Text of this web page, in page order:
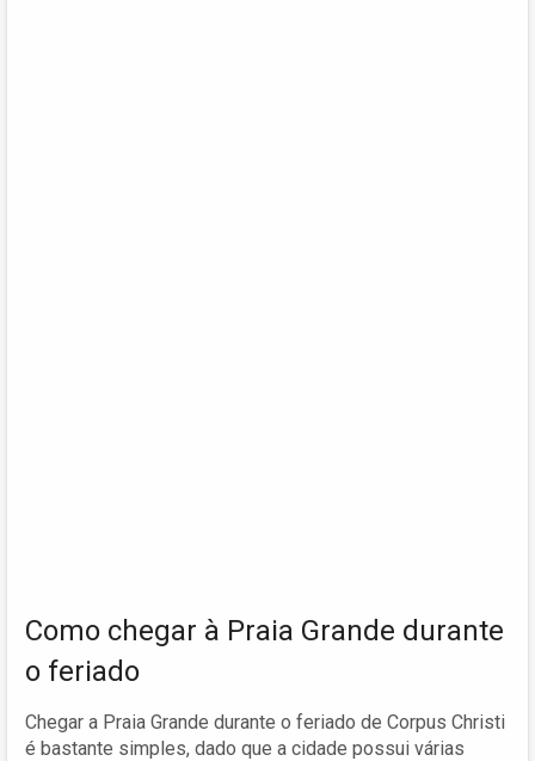
Como chegar à Praia Grande durante
o feriado
Chegar a Praia Grande durante o feriado de Corpus Christi
é bastante simples, dado que a cidade possui várias